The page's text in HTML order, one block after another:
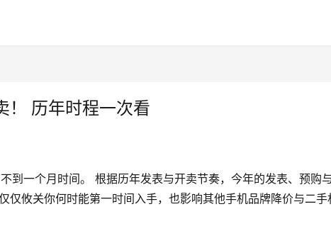
！ 历年时程一次看
到一个月时间。 根据历年发表与开卖节奏，今年的发表、预购
仅攸关你何时能第一时间入手，也影响其他手机品牌降价与二手